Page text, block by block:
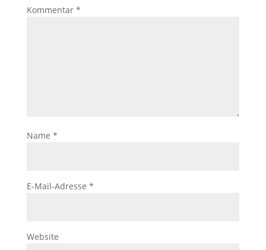
Kommentar *
Name *
E-Mail-Adresse *
Website